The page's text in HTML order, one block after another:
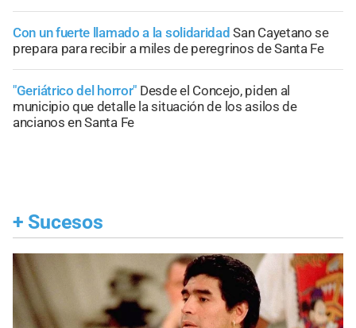
Con un fuerte llamado a la solidaridad San Cayetano se
prepara para recibir a miles de peregrinos de Santa Fe
"Geriátrico del horror" Desde el Concejo, piden al
municipio que detalle la situación de los asilos de
ancianos en Santa Fe
+ Sucesos